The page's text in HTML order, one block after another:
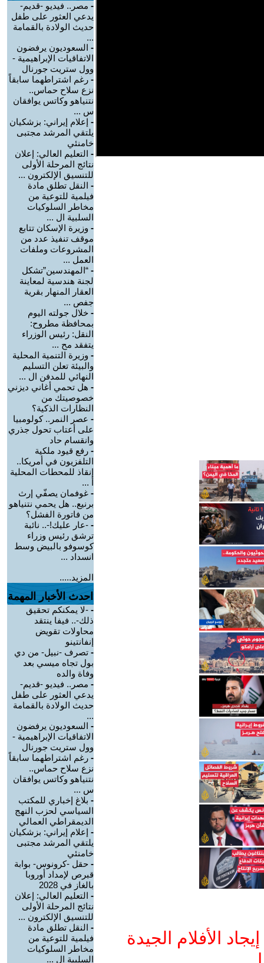
الأفلام الجيدة
- مصر.. فيديو -قديم-
يدعي العثور على طفل
حديث الولادة بالقمامة
...
- السعوديون يرفضون
الاتفاقيات الإبراهيمية -
وول ستريت جورنال
- رغم اشتراطهما سابقاً
نزع سلاح حماس..
نتنياهو وكاتس يوافقان
س ...
- إعلام إيراني: بزشكيان
يلتقي المرشد مجتبى
خامنئي
- التعليم العالي: إعلان
نتائج المرحلة الأولى
للتنسيق الإلكترون ...
- النقل تطلق مادة
فيلمية للتوعية من
مخاطر السلوكيات
السلبية ال ...
- وزيرة الإسكان تتابع
موقف تنفيذ عدد من
المشروعات وملفات
العمل ...
- “المهندسين”تشكل
لجنة هندسية لمعاينة
العقار المنهار بقرية
جفص ...
- خلال جولته اليوم
بمحافظة مطروح:
النقل: رئيس الوزراء
يتفقد مح ...
- وزيرة التنمية المحلية
والبيئة تعلن التسليم
النهائي للمدفن ال ...
- هل تحمي أغاني ديزني
خصوصيتك من
النظارات الذكية؟
- عصر النمر.. كولومبيا
على أعتاب تحول جذري
وانقسام حاد
- رفع قيود ملكية
التلفزيون في أمريكا..
إنقاذ للمحطات المحلية
أ ...
- غوفمان يصفّي إرث
برنيع.. هل يحمي نتنياهو
من فاتورة الفشل؟
- -عار عليك!-.. نائبة
ترشق رئيس وزراء
كوسوفو بالبيض وسط
انسداد ...
المزيد.....
احدث الأخبار المهمة
- -لا يمكنكم تحقيق
ذلك-.. فيفا ينتقد
محاولات تقويض
إنفانتينو
- تصرف -نبيل- من دي
بول تجاه ميسي بعد
وفاة والده
- مصر.. فيديو -قديم-
يدعي العثور على طفل
حديث الولادة بالقمامة
...
- السعوديون يرفضون
الاتفاقيات الإبراهيمية -
وول ستريت جورنال
- رغم اشتراطهما سابقاً
نزع سلاح حماس..
نتنياهو وكاتس يوافقان
س ...
- بلاغ إخباري للمكتب
السياسي لحزب النهج
الديمقراطي العمالي
- إعلام إيراني: بزشكيان
يلتقي المرشد مجتبى
خامنئي
- حقل -كرونوس- بوابة
قبرص لإمداد أوروبا
بالغاز في 2028
- التعليم العالي: إعلان
نتائج المرحلة الأولى
للتنسيق الإلكترون ...
- النقل تطلق مادة
فيلمية للتوعية من
مخاطر السلوكيات
السلبية ال ...